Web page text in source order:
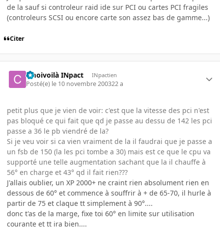
de la sauf si controleur raid ide sur PCI ou cartes PCI fragiles
(controleurs SCSI ou encore carte son assez bas de gamme...)
Citer
cmoivoilà INpact INpactien
Posté(e) le 10 novembre 200322 a
petit plus que je vien de voir: c'est que la vitesse des pci n'est
pas bloqué ce qui fait que qd je passe au dessu de 142 les pci
passe a 36 le pb viendré de la?
Si je veu voir si ca vien vraiment de la il faudrai que je passe a
un fsb de 150 (la les pci tombe a 30) mais est ce que le cpu va
supporté une telle augmentation sachant que la il chauffe à
56° en charge et 43° qd il fait rien???
J'allais oublier, un XP 2000+ ne craint rien absolument rien en
dessous de 60° et commence à souffrir à + de 65-70, il hurle à
partir de 75 et claque tt simplement à 90°....
donc t'as de la marge, fixe toi 60° en limite sur utilisation
courante et tt ira bien....